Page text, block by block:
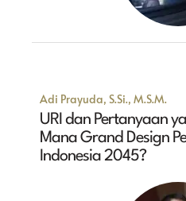
Adi Prayuda, S.Si., M.S.M.
URI dan Pertanyaan
Mana Grand Design
Indonesia 2045?